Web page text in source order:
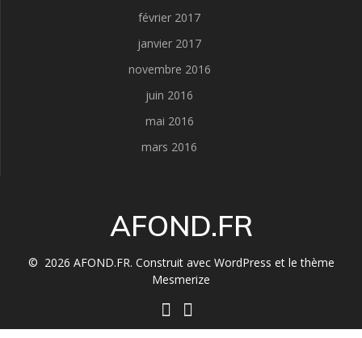
février 2017
janvier 2017
novembre 2016
juin 2016
mai 2016
mars 2016
AFOND.FR
© 2026 AFOND.FR. Construit avec WordPress et lethème
Mesmerize